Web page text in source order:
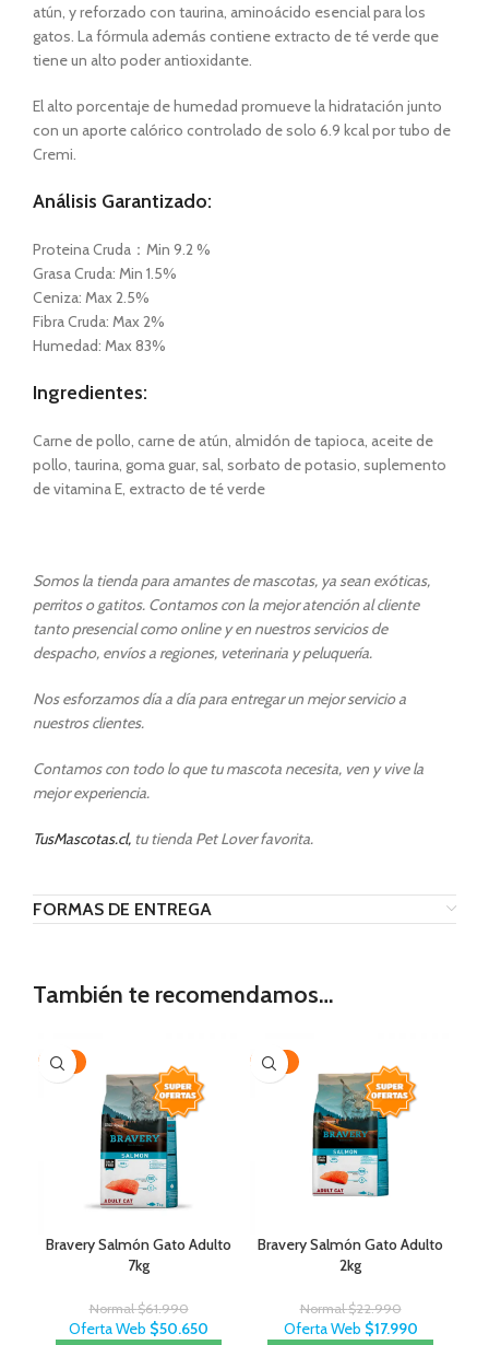
atún, y reforzado con taurina, aminoácido esencial para los
gatos. La fórmula además contiene extracto de té verde que
tiene un alto poder antioxidante.
El alto porcentaje de humedad promueve la hidratación junto
con un aporte calórico controlado de solo 6.9 kcal por tubo de
Cremi.
Análisis Garantizado:
Proteina Cruda：Min 9.2 %
Grasa Cruda: Min 1.5%
Ceniza: Max 2.5%
Fibra Cruda: Max 2%
Humedad: Max 83%
Ingredientes:
Carne de pollo, carne de atún, almidón de tapioca, aceite de
pollo, taurina, goma guar, sal, sorbato de potasio, suplemento
de vitamina E, extracto de té verde
Somos la tienda para amantes de mascotas, ya sean exóticas,
perritos o gatitos. Contamos con la mejor atención al cliente
tanto presencial como online y en nuestros servicios de
despacho, envíos a regiones, veterinaria y peluquería.
Nos esforzamos día a día para entregar un mejor servicio a
nuestros clientes.
Contamos con todo lo que tu mascota necesita, ven y vive la
mejor experiencia.
TusMascotas.cl, tu tienda Pet Lover favorita.
FORMAS DE ENTREGA
También te recomendamos…
-18%
Bravery Salmón Gato Adulto
7kg
Normal$61.990
Oferta Web $50.650
-22%
Bravery Salmón Gato Adulto
2kg
Normal$22.990
Oferta Web $17.990